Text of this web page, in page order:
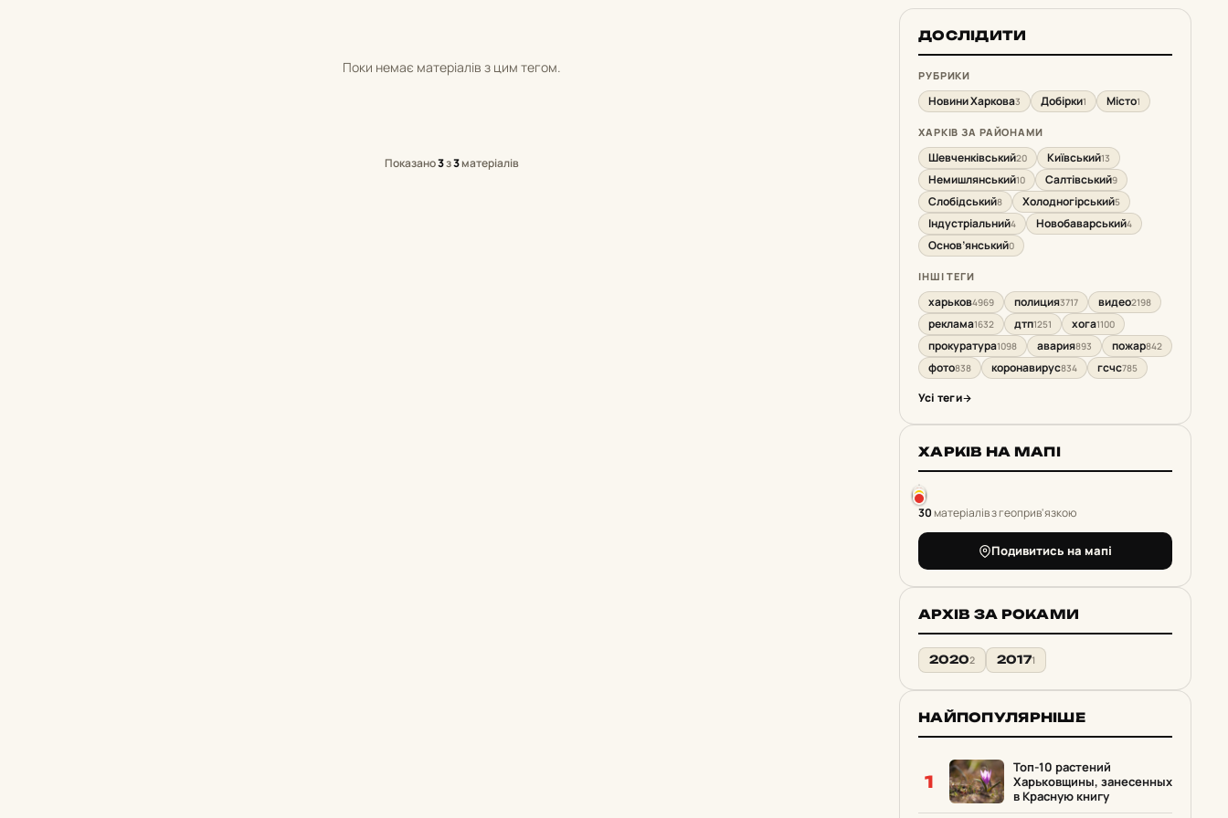
Поки немає матеріалів з цим тегом.
Показано3з3матеріалів
ДОСЛІДИТИ
РУБРИКИ
Новини Харкова3 Добірки1 Місто1
ХАРКІВ ЗА РАЙОНАМИ
Шевченківський20 Київський13
Немишлянський10 Салтівський9
Слобідський8 Холодногірський5
Індустріальний4 Новобаварський4
Основ’янський0
ІНШІ ТЕГИ
харьков4969 полиция3717 видео2198
реклама1632 дтп1251 хога1100
прокуратура1098 авария893 пожар842
фото838 коронавирус834 гсчс785
Усі теги
ХАРКІВ НА МАПІ
30матеріалів з геоприв'язкою
Подивитись на мапі
АРХІВ ЗА РОКАМИ
20202 20171
НАЙПОПУЛЯРНІШЕ
1
Топ-10 растений
Харьковщины, занесенных
в Красную книгу